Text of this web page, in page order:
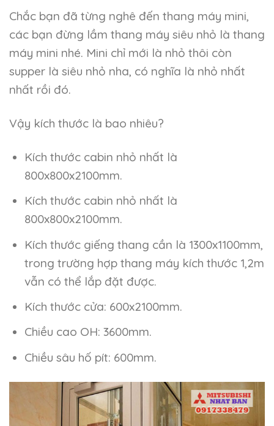
Chắc bạn đã từng nghê đến thang máy mini,
các bạn đừng lầm thang máy siêu nhỏ là thang
máy mini nhé. Mini chỉ mới là nhỏ thôi còn
supper là siêu nhỏ nha, có nghĩa là nhỏ nhất
nhất rồi đó.
Vậy kích thước là bao nhiêu?
Kích thước cabin nhỏ nhất là
800x800x2100mm.
Kích thước cabin nhỏ nhất là
800x800x2100mm.
Kích thước giếng thang cần là 1300x1100mm,
trong trường hợp thang máy kích thước 1,2m
vẫn có thể lắp đặt được.
Kích thước cửa: 600x2100mm.
Chiều cao OH: 3600mm.
Chiều sâu hố pít: 600mm.